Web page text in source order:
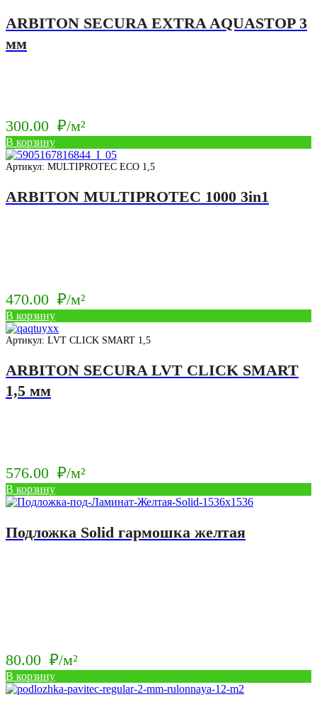
ARBITON SECURA EXTRA AQUASTOP 3
мм
300.00 ₽/м²
В корзину
Артикул: MULTIPROTEC ECO 1,5
ARBITON MULTIPROTEC 1000 3in1
470.00 ₽/м²
В корзину
Артикул: LVT CLICK SMART 1,5
ARBITON SECURA LVT CLICK SMART
1,5 мм
576.00 ₽/м²
В корзину
Подложка Solid гармошка желтая
80.00 ₽/м²
В корзину